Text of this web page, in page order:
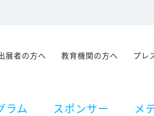
展者の方へ 教育機関の方へ プレ
ラム スポンサー メ